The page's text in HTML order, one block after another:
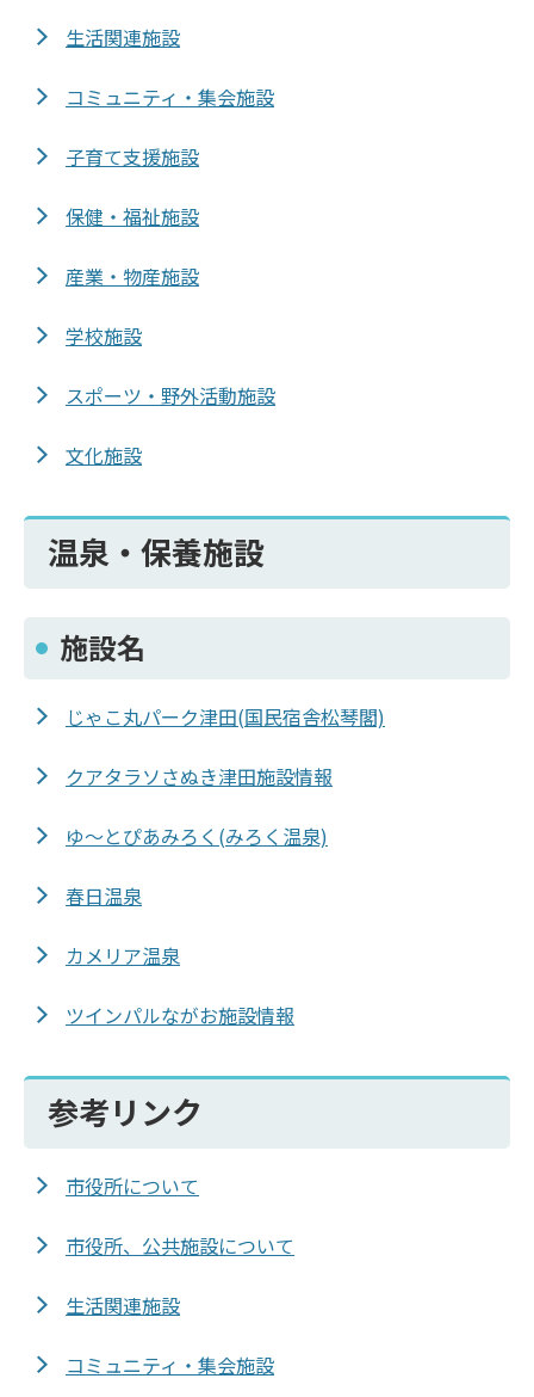
生活関連施設
コミュニティ・集会施設
子育て支援施設
保健・福祉施設
産業・物産施設
学校施設
スポーツ・野外活動施設
文化施設
温泉・保養施設
施設名
じゃこ丸パーク津田(国民宿舎松琴閣)
クアタラソさぬき津田施設情報
ゆ～とぴあみろく(みろく温泉)
春日温泉
カメリア温泉
ツインパルながお施設情報
参考リンク
市役所について
市役所、公共施設について
生活関連施設
コミュニティ・集会施設